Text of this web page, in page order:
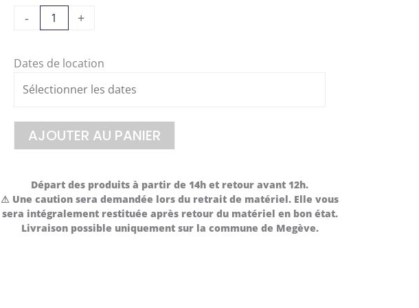
-
quantité
enfant
+
Dates de location
AJOUTER AU PANIER
Départ des produits à partir de 14h et retour avant 12h.
⚠ Une caution sera demandée lors du retrait de matériel. Elle vous
sera intégralement restituée après retour du matériel en bon état.
Livraison possible uniquement sur la commune de Megève.